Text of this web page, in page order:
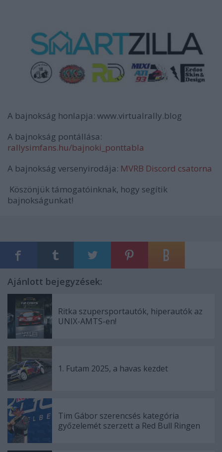
A bajnokság honlapja: www.virtualrally.blog
A bajnokság pontállása:
rallysimfans.hu/bajnoki_ponttabla
A bajnokság versenyirodája: MVRB Discord csatorna
Köszönjük támogatóinknak, hogy segítik
bajnokságunkat!
Ajánlott bejegyzések:
Ritka szupersportautók, hiperautók az
UNIX-AMTS-en!
1. Futam 2025, a havas kezdet
Tim Gábor szerencsés kategória
győzelemét szerzett a Red Bull Ringen